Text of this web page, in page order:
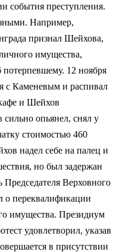
события преступления.
Например,
признал Шейхова,
имущества,
12 ноября
с Каменевым и распивал
и Шейхов
опьянел, снял у
стоимостью 460
надел себе на палец и
но был задержан
Верховного
о переквалификации
имущества. Президиум
удовлетворил, указав
в присутствии